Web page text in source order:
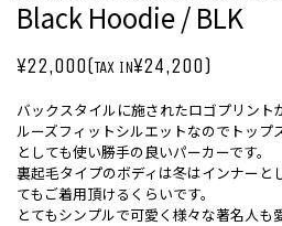
Black Hoodie / BLK
¥22,000(TAX IN¥24,200)
バックスタイルに施されたロゴプリント
ルーズフィットシルエットなのでトップ
としても使い勝手の良いパーカーです。
裏起毛タイプのボディは冬はインナーと
てもご着用頂けるくらいです。
とてもシンプルで可愛く様々な著名人も